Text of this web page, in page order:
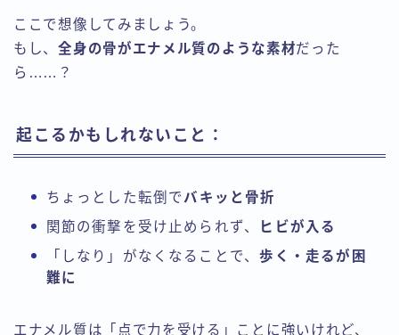
ここで想像してみましょう。
もし、全身の骨がエナメル質のような素材だった
ら……？
起こるかもしれないこと：
ちょっとした転倒で バキッと骨折
関節の衝撃を受け止められず、
ヒビが入る
「しなり」がなくなることで、歩く・走るが困
難に
エナメル質は「点で力を受ける」ことに強いけれど、